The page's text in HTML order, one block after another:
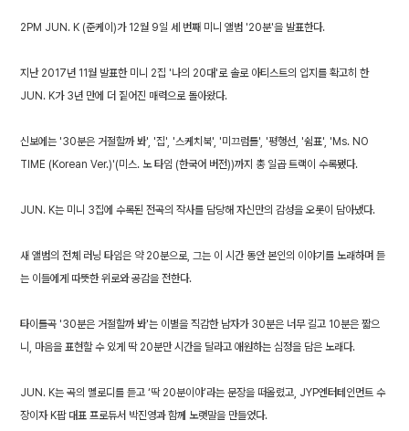
2PM JUN. K (준케이)가 12월 9일 세 번째 미니 앨범 '20분'을 발표한다.
지난 2017년 11월 발표한 미니 2집 '나의 20대'로 솔로 아티스트의 입지를 확고히 한
JUN. K가 3년 만에 더 짙어진 매력으로 돌아왔다.
신보에는 '30분은 거절할까 봐', '집', '스케치북', '미끄럼틀', '평행선, '쉼표', 'Ms. NO
TIME (Korean Ver.)'(미스. 노 타임 (한국어 버전))까지 총 일곱 트랙이 수록됐다.
JUN. K는 미니 3집에 수록된 전곡의 작사를 담당해 자신만의 감성을 오롯이 담아냈다.
새 앨범의 전체 러닝 타임은 약 20분으로, 그는 이 시간 동안 본인의 이야기를 노래하며 듣
는 이들에게 따뜻한 위로와 공감을 전한다.
타이틀곡 '30분은 거절할까 봐'는 이별을 직감한 남자가 30분은 너무 길고 10분은 짧으
니, 마음을 표현할 수 있게 딱 20분만 시간을 달라고 애원하는 심정을 담은 노래다.
JUN. K는 곡의 멜로디를 듣고 ‘딱 20분이야’라는 문장을 떠올렸고, JYP엔터테인먼트 수
장이자 K팝 대표 프로듀서 박진영과 함께 노랫말을 만들었다.